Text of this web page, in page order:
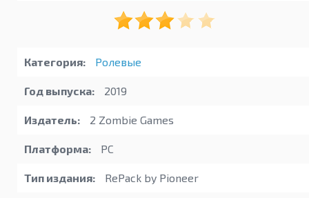
Категория: Ролевые
Год выпуска: 2019
Издатель: 2 Zombie Games
Платформа: PC
Тип издания: RePack by Pioneer